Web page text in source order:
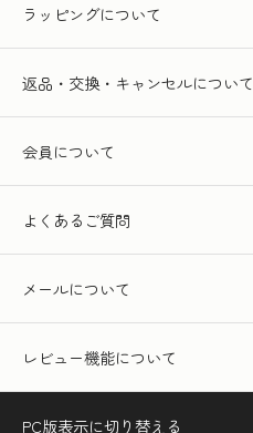
ラッピングについて
返品・交換・キャンセルについて
会員について
よくあるご質問
メールについて
レビュー機能について
PC版表示に切り替える